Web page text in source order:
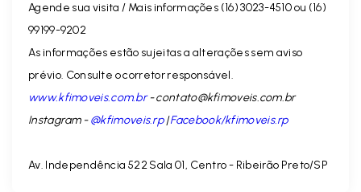
Agende sua visita / Mais informações (16) 3023-4510 ou (16)
99199-9202
As informações estão sujeitas a alterações sem aviso
prévio. Consulte o corretor responsável.
www.kfimoveis.com.br-contato@kfimoveis.com.br
Instagram -@kfimoveis.rp|Facebook/kfimoveis.rp
Av. Independência 522 Sala 01, Centro - Ribeirão Preto/SP